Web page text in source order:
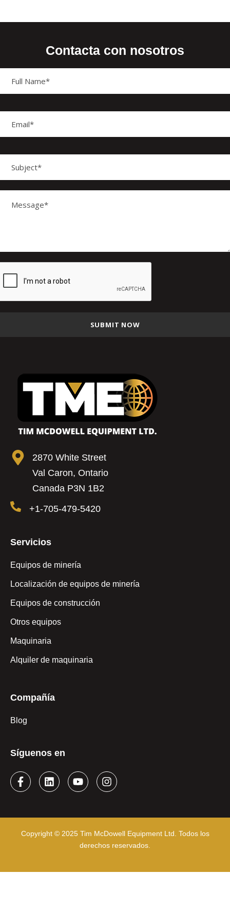
Contacta con nosotros
2870 White Street
Val Caron, Ontario
Canada P3N 1B2
+1-705-479-5420
Servicios
Equipos de minería
Localización de equipos de minería
Equipos de construcción
Otros equipos
Maquinaria
Alquiler de maquinaria
Compañía
Blog
Síguenos en
Copyright © 2025 Tim McDowell Equipment Ltd. Todos los
derechos reservados.